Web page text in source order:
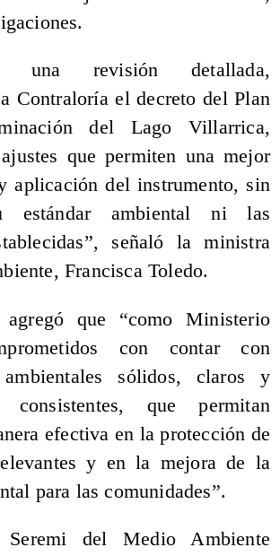
una revisión detallada,
Contraloría el decreto del Plan
del Lago Villarrica,
que permiten una mejor
aplicación del instrumento, sin
estándar ambiental ni las
señaló la ministra
Francisca Toledo.
que “como Ministerio
con contar con
ambientales sólidos, claros y
consistentes, que permitan
efectiva en la protección de
y en la mejora de la
para las comunidades”.
del Medio Ambiente